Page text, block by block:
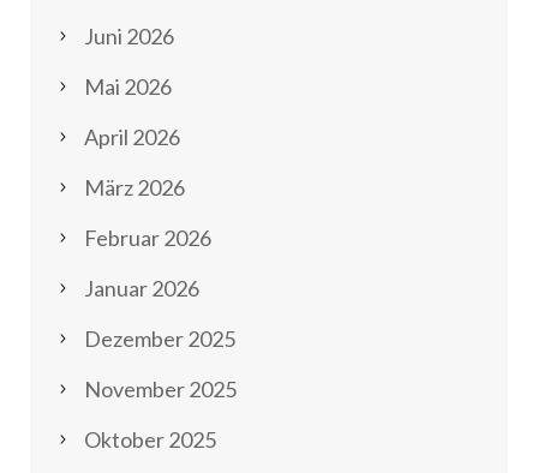
Juni 2026
Mai 2026
April 2026
März 2026
Februar 2026
Januar 2026
Dezember 2025
November 2025
Oktober 2025